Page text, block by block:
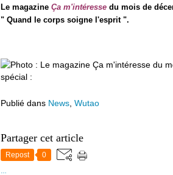
Le magazine Ça m'intéresse du mois de
" Quand le corps soigne l'esprit ".
Publié dans News Wutao
Partager cet article
Repost 0